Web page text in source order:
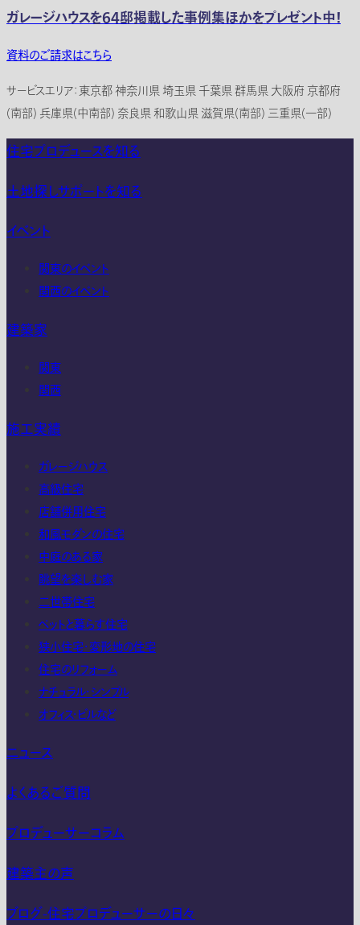
ガレージハウスを64邸掲載した事例集ほかをプレゼント中！
資料のご請求はこちら
サービスエリア：東京都 神奈川県 埼玉県 千葉県 群馬県 大阪府 京都府
(南部) 兵庫県(中南部) 奈良県 和歌山県 滋賀県(南部) 三重県(一部)
住宅プロデュースを知る
土地探しサポートを知る
イベント
関東のイベント
関西のイベント
建築家
関東
関西
施工実績
ガレージハウス
高級住宅
店舗併用住宅
和風モダンの住宅
中庭のある家
眺望を楽しむ家
二世帯住宅
ペットと暮らす住宅
狭小住宅・変形地の住宅
住宅のリフォーム
ナチュラル・シンプル
オフィス・ビルなど
ニュース
よくあるご質問
プロデューサーコラム
建築主の声
ブログ-住宅プロデューサーの日々